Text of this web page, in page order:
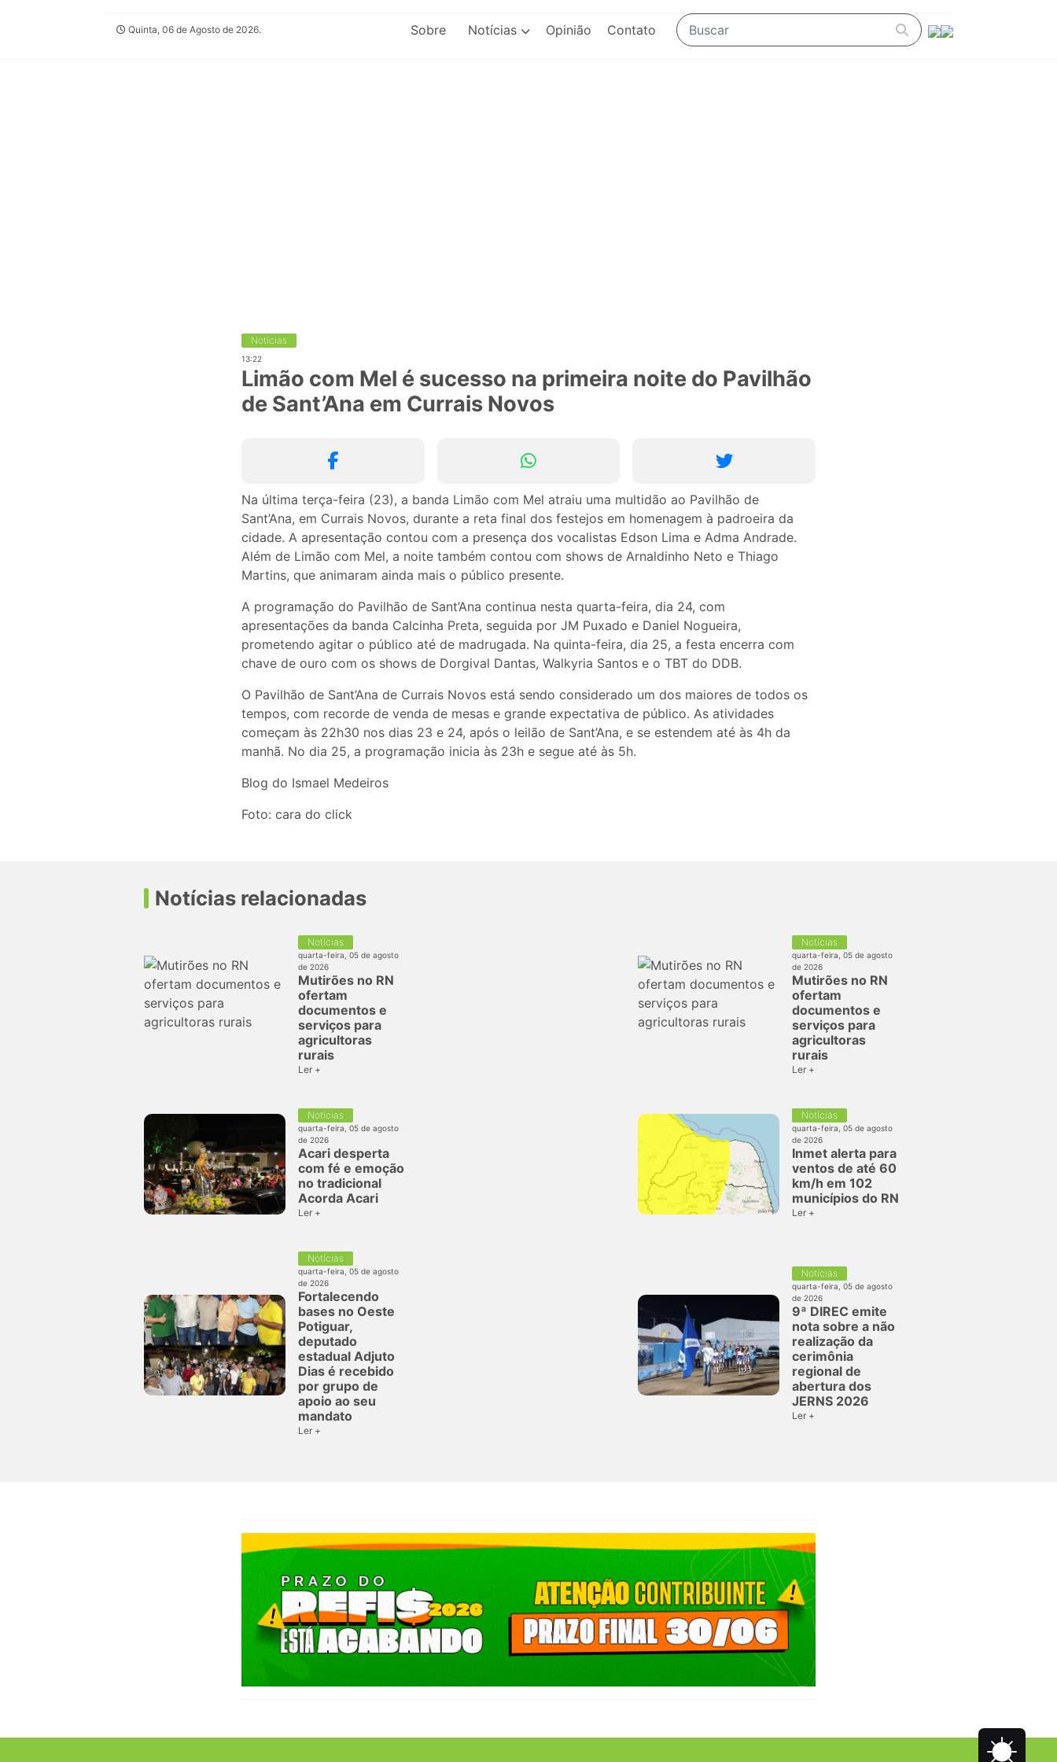
Quinta, 06 de Agosto de 2026. Sobre Notícias Opinião Contato
Notícias
13:22
Limão com Mel é sucesso na primeira noite do Pavilhão
de Sant’Ana em Currais Novos
Na última terça-feira (23), a banda Limão com Mel atraiu uma multidão ao Pavilhão de
Sant’Ana, em Currais Novos, durante a reta final dos festejos em homenagem à padroeira da
cidade. A apresentação contou com a presença dos vocalistas Edson Lima e Adma Andrade.
Além de Limão com Mel, a noite também contou com shows de Arnaldinho Neto e Thiago
Martins, que animaram ainda mais o público presente.
A programação do Pavilhão de Sant’Ana continua nesta quarta-feira, dia 24, com
apresentações da banda Calcinha Preta, seguida por JM Puxado e Daniel Nogueira,
prometendo agitar o público até de madrugada. Na quinta-feira, dia 25, a festa encerra com
chave de ouro com os shows de Dorgival Dantas, Walkyria Santos e o TBT do DDB.
O Pavilhão de Sant’Ana de Currais Novos está sendo considerado um dos maiores de todos os
tempos, com recorde de venda de mesas e grande expectativa de público. As atividades
começam às 22h30 nos dias 23 e 24, após o leilão de Sant’Ana, e se estendem até às 4h da
manhã. No dia 25, a programação inicia às 23h e segue até às 5h.
Blog do Ismael Medeiros
Foto: cara do click
Notícias relacionadas
Notícias
quarta-feira, 05 de agosto
de 2026
Mutirões no RN
ofertam
documentos e
serviços para
agricultoras
rurais
Ler +
Notícias
quarta-feira, 05 de agosto
de 2026
Mutirões no RN
ofertam
documentos e
serviços para
agricultoras
rurais
Ler +
Notícias
quarta-feira, 05 de agosto
de 2026
Acari desperta
com fé e emoção
no tradicional
Acorda Acari
Ler +
Notícias
quarta-feira, 05 de agosto
de 2026
Inmet alerta para
ventos de até 60
km/h em 102
municípios do RN
Ler +
Notícias
quarta-feira, 05 de agosto
de 2026
Fortalecendo
bases no Oeste
Potiguar,
deputado
estadual Adjuto
Dias é recebido
por grupo de
apoio ao seu
mandato
Ler +
Notícias
quarta-feira, 05 de agosto
de 2026
9ª DIREC emite
nota sobre a não
realização da
cerimônia
regional de
abertura dos
JERNS 2026
Ler +